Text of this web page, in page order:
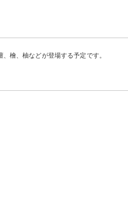
檜、柚などが登場する予定です。